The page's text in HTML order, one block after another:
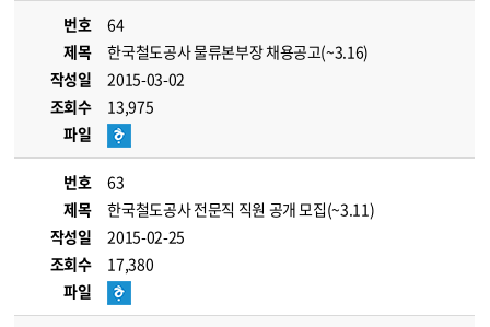
번호
64
제목
한국철도공사 물류본부장 채용공고(~3.16)
작성일
2015-03-02
조회수
13,975
파일
번호
63
제목
한국철도공사 전문직 직원 공개 모집(~3.11)
작성일
2015-02-25
조회수
17,380
파일